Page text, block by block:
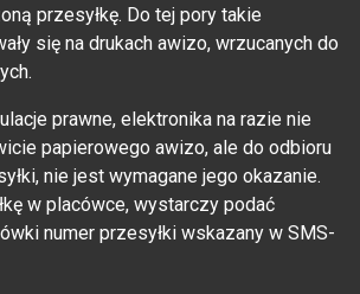
przesyłkę. Do tej pory takie
się na drukach awizo, wrzucanych do
prawne, elektronika na razie nie
papierowego awizo, ale do odbioru
nie jest wymagane jego okazanie.
w placówce, wystarczy podać
numer przesyłki wskazany w SMS-